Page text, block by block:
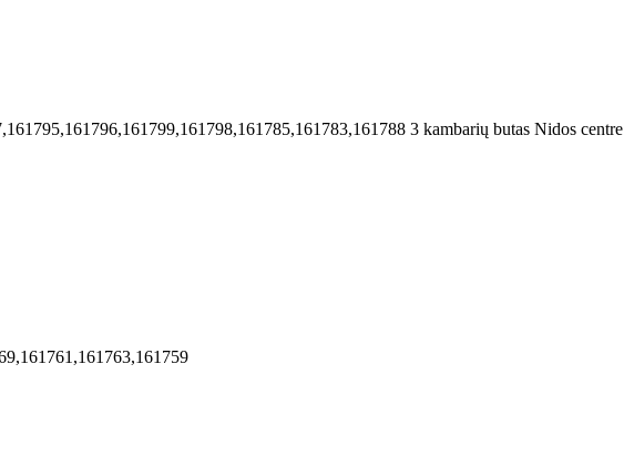
3 kambarių butas Nidos centre